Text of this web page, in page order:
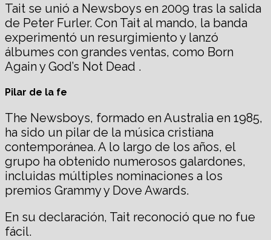
Tait se unió a Newsboys en 2009 tras la salida
de Peter Furler. Con Tait al mando, la banda
experimentó un resurgimiento y lanzó
álbumes con grandes ventas, como Born
Again y God’s Not Dead .
Pilar de la fe
The Newsboys, formado en Australia en 1985,
ha sido un pilar de la música cristiana
contemporánea. A lo largo de los años, el
grupo ha obtenido numerosos galardones,
incluidas múltiples nominaciones a los
premios Grammy y Dove Awards.
En su declaración, Tait reconoció que no fue
fácil.